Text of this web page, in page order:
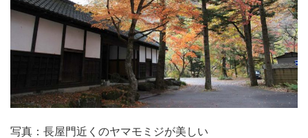
写真：長屋門近くのヤマモミジが美しい